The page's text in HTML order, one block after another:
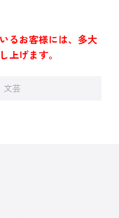
るお客様には、多大
上げます。
文芸